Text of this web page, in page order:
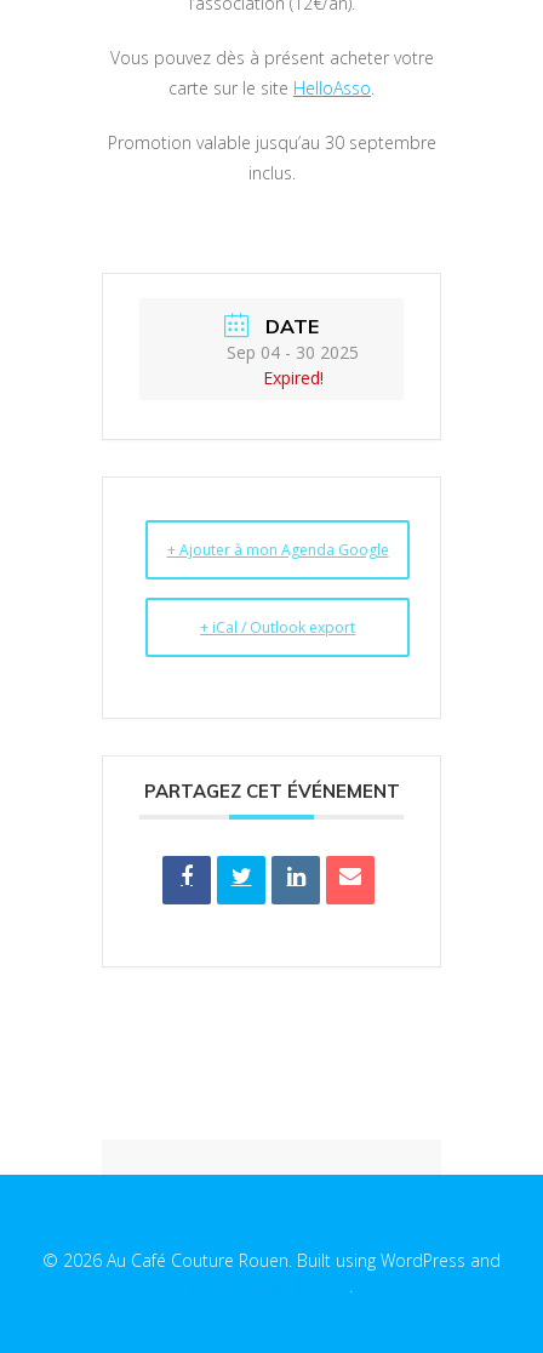
Vous pouvez dès à présent acheter votre
carte sur le site HelloAsso.
Promotion valable jusqu’au 30 septembre
inclus.
DATE
Sep 04 - 30 2025
Expired!
+ Ajouter à mon Agenda Google
+ iCal / Outlook export
PARTAGEZ CET ÉVÉNEMENT
© 2026 Au Café Couture Rouen. Built using WordPress and
.